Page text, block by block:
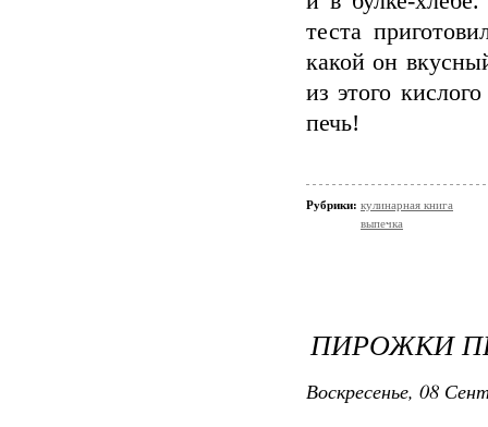
теста
какой он
из этого
печь!
Рубрики: кулинарная книга
выпечка
ПИРОЖКИ
Воскресенье, 08